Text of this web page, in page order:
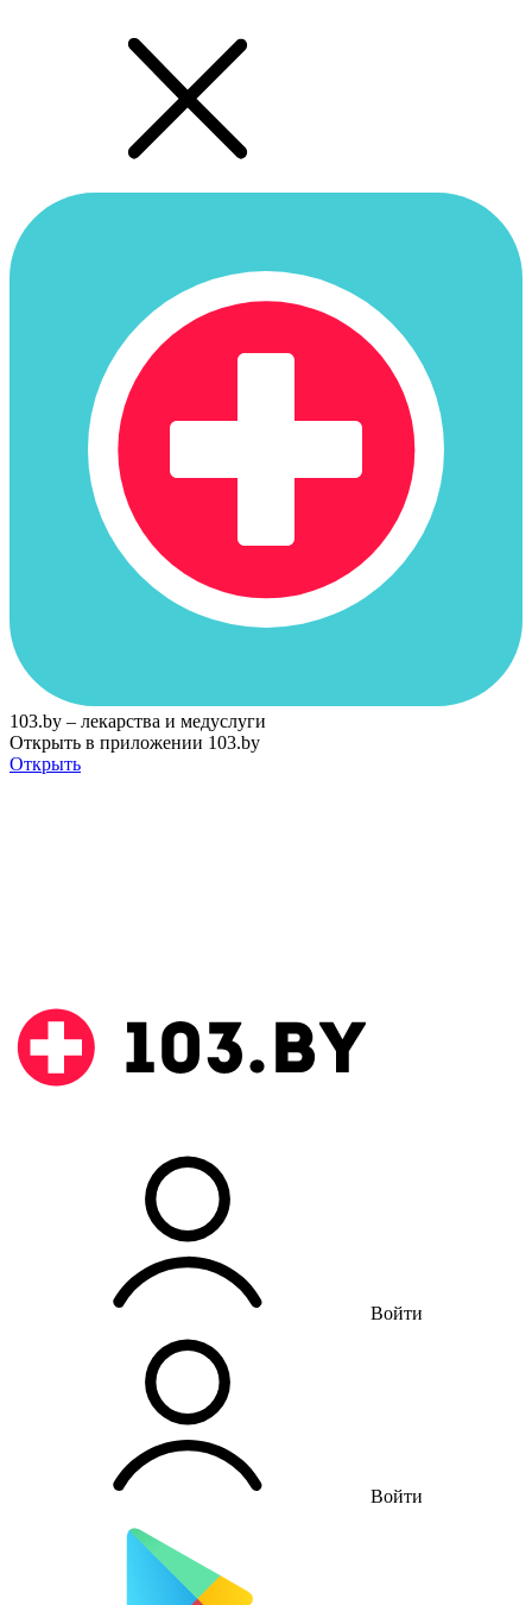
103.by – лекарства и медуслуги
Открыть в приложении 103.by
Открыть
Войти
Войти